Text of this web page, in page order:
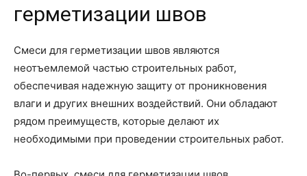
герметизации швов
Смеси для герметизации швов являются
неотъемлемой частью строительных работ,
обеспечивая надежную защиту от проникновения
влаги и других внешних воздействий. Они обладают
рядом преимуществ, которые делают их
необходимыми при проведении строительных работ.